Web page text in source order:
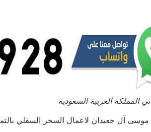
المملكة العربية السعودية
آل جعيدان لاعمال السحر السفلي بالتمائم